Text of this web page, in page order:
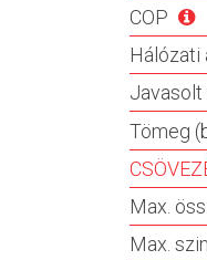
COP
Hálózati
Javasolt
Tömeg
Max.
Max.